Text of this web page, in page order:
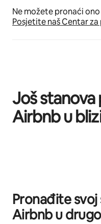
Ne možete pronaći
Posjetite naš Centar
Još stanova
Airbnb u
Pronađite
Airbnb u